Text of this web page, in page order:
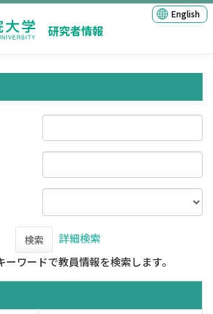
研究者情報
English
検索
詳細検索
ーワードで教員情報を検索します。